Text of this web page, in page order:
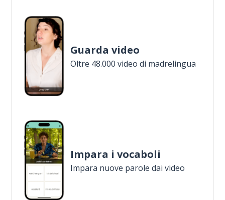
Guarda video
Oltre 48.000 video di madrelingua
Impara i vocaboli
Impara nuove parole dai video